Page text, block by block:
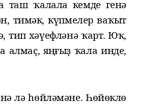
таш ҡалала кемде генә
тимәк, күпмелер ваҡыт
тип хәүефләнәҡарт. Юҡ,
алмаҫ, яңғыҙ ҡала инде,
лә һөйләмәне. Һөйөклө